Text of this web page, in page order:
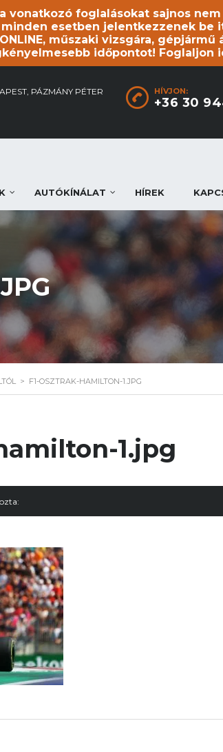
vonatkozó foglalásokat sajnos
esetben jelentkezzenek be
műszaki vizsgára,
időpontot! Foglaljon
HÍVJON:
+36 30
PÁZMÁNY PÉTER
AUTÓKÍNÁLAT HÍREK
> F1-OSZTRAK-HAMILTON-1.JPG
1.jpg